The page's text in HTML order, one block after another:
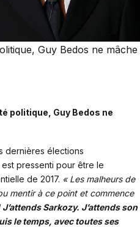
Guy Bedos ne mâche
politique, Guy Bedos ne
dernières élections
est pressenti pour être le
de 2017. « Les malheurs de
mentir à ce point et commence
J’attends Sarkozy. J’attends son
le temps, avec toutes ses